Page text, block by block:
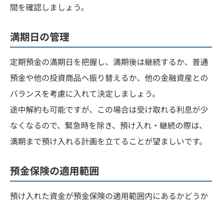
間を確認しましょう。
満期日の管理
定期預金の満期日を把握し、満期後は継続するか、普通
預金や他の投資商品へ振り替えるか、他の金融資産との
バランスを考慮に入れて決定しましょう。
途中解約も可能ですが、この場合は受け取れる利息が少
なくなるので、緊急時を除き、預け入れ・継続の際は、
満期まで預け入れる計画を立てることが望ましいです。
預金保険の適用範囲
預け入れた資金が預金保険の適用範囲内にあるかどうか